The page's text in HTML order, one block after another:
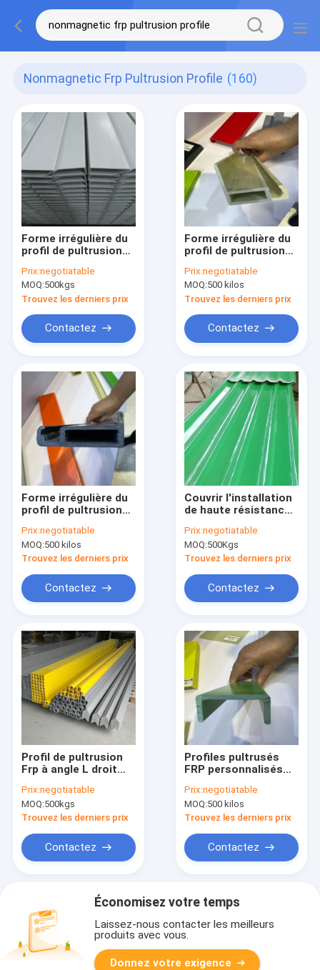
Nonmagnetic Frp Pultrusion Profile (160)
Forme irrégulière du
profil de pultrusion
commande et dessin
Prix:negotiatable
MOQ:500kgs
Trouvez les derniers prix
Contactez
Forme irrégulière du
profil de pultrusion
de la résine de vinyle
Prix:negotiatable
MOQ:500 kilos
Trouvez les derniers prix
Contactez
Forme irrégulière du
profil de pultrusion
de polyester insaturé
Prix:negotiatable
MOQ:500 kilos
Trouvez les derniers prix
Contactez
Couvrir l'installation
de haute résistance
profil de Pultrusion
de Frp pour la route
Prix:negotiatable
MOQ:500Kgs
Trouvez les derniers prix
Contactez
Profil de pultrusion
Frp à angle L droit
FRP, degré GPO-3
Prix:negotiatable
MOQ:500kgs
Trouvez les derniers prix
Contactez
Profiles pultrusés
FRP personnalisés
l'usure et propriétés
non magnétiques
Prix:negotiatable
MOQ:500 kilos
Trouvez les derniers prix
Contactez
Économisez votre temps
Laissez-nous contacter les meilleurs
produits avec vous.
Donnez votre exigence